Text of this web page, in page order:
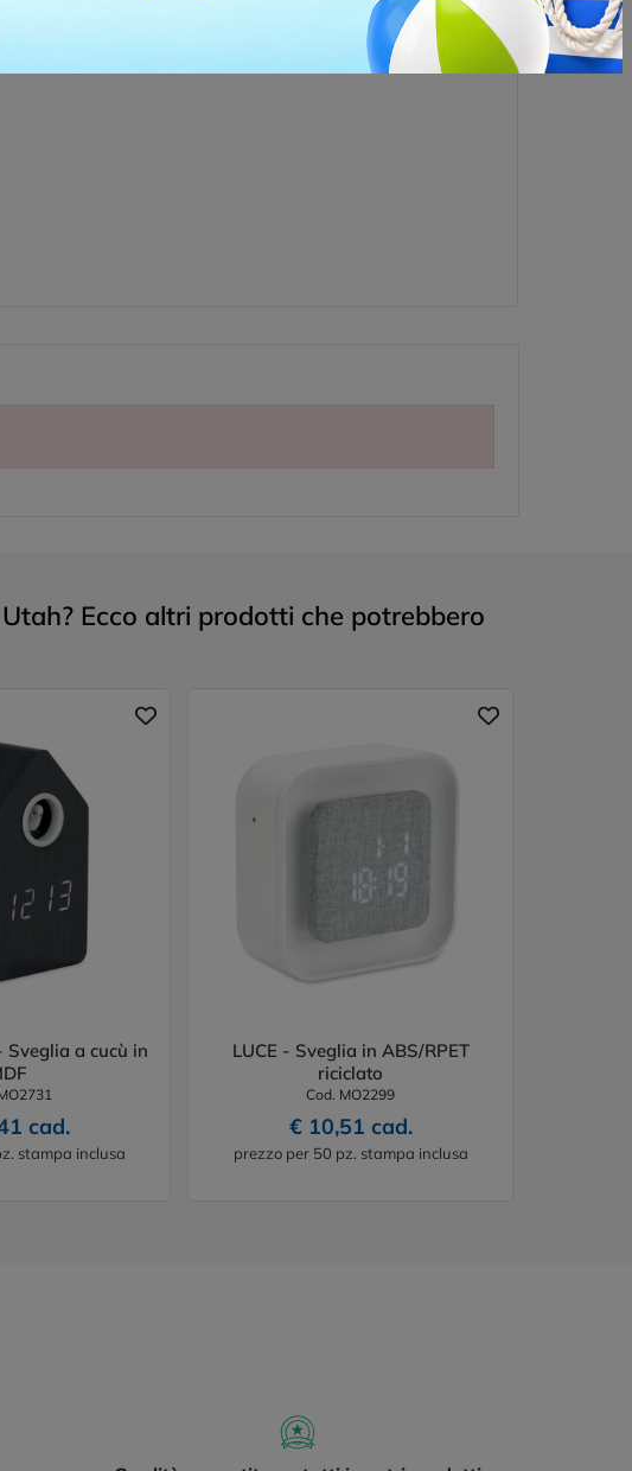
Ecco altri prodotti che potrebbero
Sveglia a cucù in
cad.
stampa inclusa
LUCE - Sveglia in ABS/RPET
riciclato
Cod. MO2299
€ 10,51 cad.
prezzo per 50 pz. stampa inclusa